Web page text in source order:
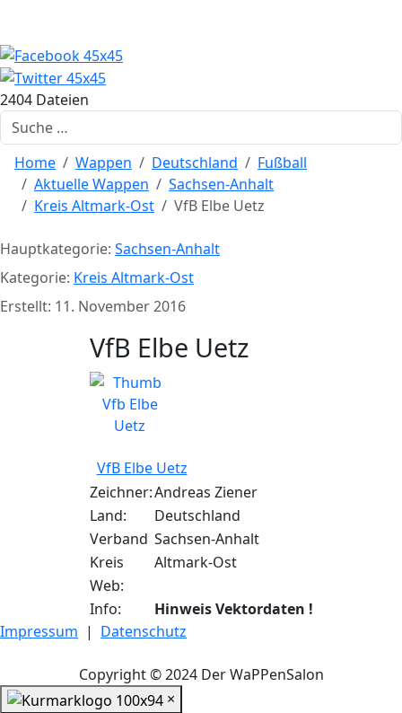
2404 Dateien
Suchen
Home Wappen Deutschland
Fußball
Aktuelle Wappen
Sachsen-Anhalt
Kreis Altmark-Ost
VfB Elbe Uetz
Hauptkategorie: Sachsen-Anhalt
Kategorie: Kreis Altmark-Ost
Erstellt: 11. November 2016
VfB Elbe Uetz
VfB Elbe Uetz
Zeichner:Andreas Ziener
Land:
Deutschland
Verband Sachsen-Anhalt
Kreis
Altmark-Ost
Web:
Info:
Hinweis Vektordaten !
Impressum | Datenschutz
Copyright © 2024 Der WaPPenSalon
×